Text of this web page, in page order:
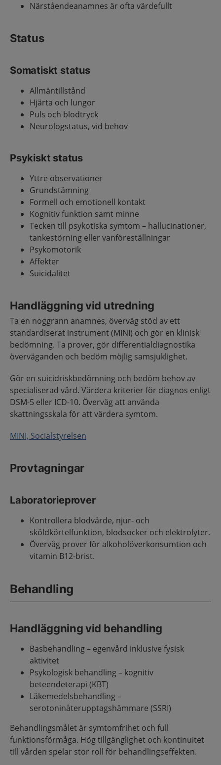
Närståendeanamnes är ofta värdefullt
Status
Somatiskt status
Allmäntillstånd
Hjärta och lungor
Puls och blodtryck
Neurologstatus, vid behov
Psykiskt status
Yttre observationer
Grundstämning
Formell och emotionell kontakt
Kognitiv funktion samt minne
Tecken till psykotiska symtom – hallucinationer,
tankestörning eller vanföreställningar
Psykomotorik
Affekter
Suicidalitet
Handläggning vid utredning
Ta en noggrann anamnes, överväg stöd av ett
standardiserat instrument (MINI) och gör en klinisk
bedömning. Ta prover, gör differentialdiagnostika
överväganden och bedöm möjlig samsjuklighet.
Gör en suicidriskbedömning och bedöm behov av
specialiserad vård. Värdera kriterier för diagnos enligt
DSM-5 eller ICD-10. Överväg att använda
skattningsskala för att värdera symtom.
MINI, Socialstyrelsen
Provtagningar
Laboratorieprover
Kontrollera blodvärde, njur- och
sköldkörtelfunktion, blodsocker och elektrolyter.
Överväg prover för alkoholöverkonsumtion och
vitamin B12-brist.
Behandling
Handläggning vid behandling
Basbehandling – egenvård inklusive fysisk
aktivitet
Psykologisk behandling – kognitiv
beteendeterapi (KBT)
Läkemedelsbehandling –
serotoninåterupptagshämmare (SSRI)
Behandlingsmålet är symtomfrihet och full
funktionsförmåga. Hög tillgänglighet och kontinuitet
till vården spelar stor roll för behandlingseffekten.